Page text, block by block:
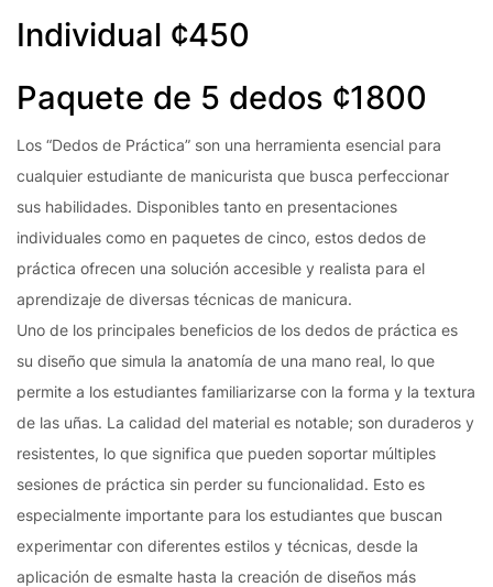
Individual ¢450
Paquete de 5 dedos ¢1800
Los “Dedos de Práctica” son una herramienta esencial para
cualquier estudiante de manicurista que busca perfeccionar
sus habilidades. Disponibles tanto en presentaciones
individuales como en paquetes de cinco, estos dedos de
práctica ofrecen una solución accesible y realista para el
aprendizaje de diversas técnicas de manicura.
Uno de los principales beneficios de los dedos de práctica es
su diseño que simula la anatomía de una mano real, lo que
permite a los estudiantes familiarizarse con la forma y la textura
de las uñas. La calidad del material es notable; son duraderos y
resistentes, lo que significa que pueden soportar múltiples
sesiones de práctica sin perder su funcionalidad. Esto es
especialmente importante para los estudiantes que buscan
experimentar con diferentes estilos y técnicas, desde la
aplicación de esmalte hasta la creación de diseños más